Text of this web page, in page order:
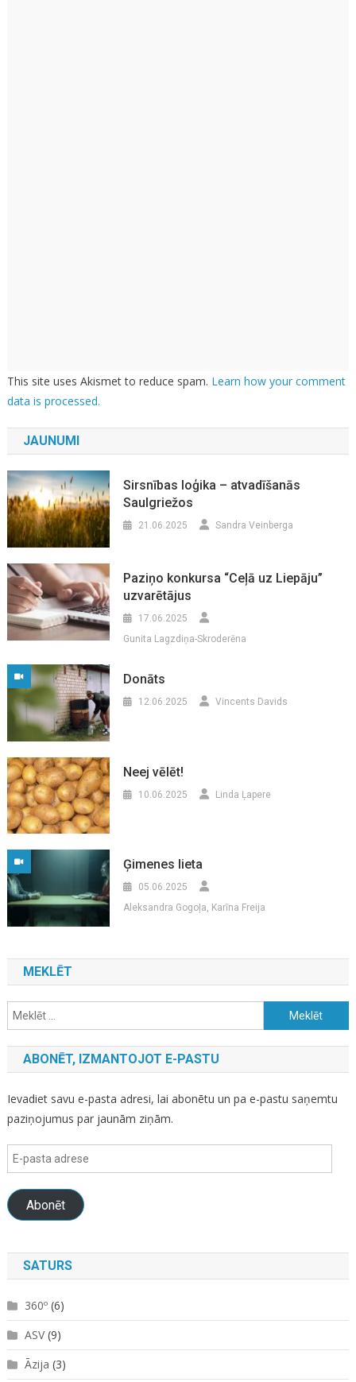
This site uses Akismet to reduce spam. Learn how your comment
data is processed.
JAUNUMI
Sirsnības loģika – atvadīšanās
Saulgriežos
21.06.2025 Sandra Veinberga
Paziņo konkursa “Ceļā uz Liepāju”
uzvarētājus
17.06.2025
Gunita Lagzdiņa-Skroderēna
Donāts
12.06.2025 Vincents Davids
Neej vēlēt!
10.06.2025 Linda Ļapere
Ģimenes lieta
05.06.2025
Aleksandra Gogoļa, Karīna Freija
MEKLĒT
Meklēt:
ABONĒT, IZMANTOJOT E-PASTU
Ievadiet savu e-pasta adresi, lai abonētu un pa e-pastu saņemtu
paziņojumus par jaunām ziņām.
E-
pasta
adrese
Abonēt
SATURS
360º(6)
ASV(9)
Āzija (3)